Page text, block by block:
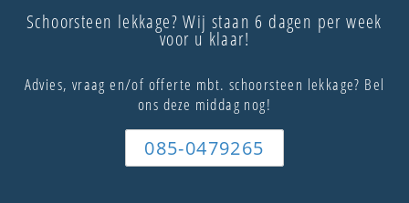
Schoorsteen lekkage? Wij staan 6 dagen per week
voor u klaar!
Advies, vraag en/of offerte mbt. schoorsteen lekkage? Bel
ons deze middag nog!
085-0479265